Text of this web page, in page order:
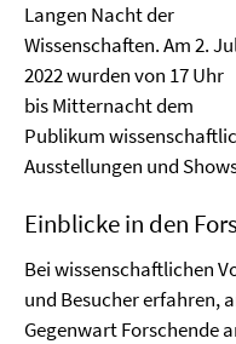
Langen Nacht der
Wissenschaften. Am 2.
2022 wurden von 17 Uhr
bis Mitternacht dem
Publikum
Ausstellungen und
Einblicke in den
Bei wissenschaftlichen
und Besucher erfahren,
Gegenwart Forschende